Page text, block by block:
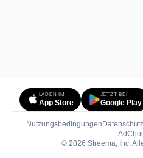
LADEN IM
App Store
JETZT BEI
Google Play
Nutzungsbedingungen
© 2026 Streema, Inc.